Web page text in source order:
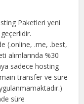
Paketleri yeni
(.online, .me, .best,
alımlarında %30
sadece hosting
transfer ve süre
süre